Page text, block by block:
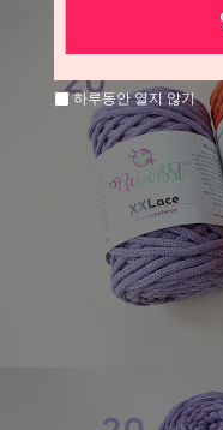
하루동안 열지 않기